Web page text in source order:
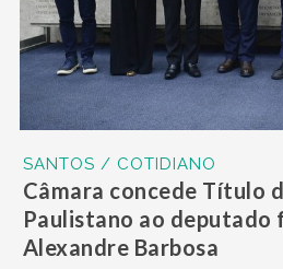
SANTOS / COTIDIANO
Câmara concede Título
Paulistano ao deputado
Alexandre Barbosa